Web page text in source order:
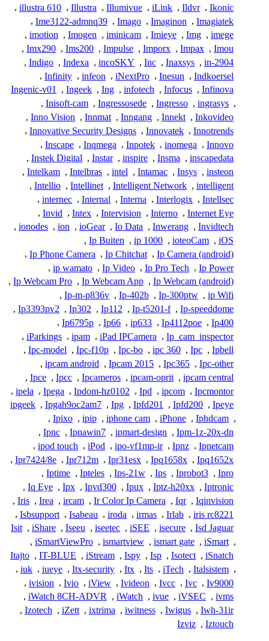
Ikonic
,
Ildvr
,
iLink
,
Illumivue
,
Illustra
,
illustra 610
,
Imagiatek
,
Imaginon
,
Imago
,
Ime3122-admnq39
,
imege
,
Img
,
Imieye
,
iminicam
,
Imogen
,
imotion
,
Imou
,
Impax
,
Imporx
,
Impulse
,
Ims200
,
Imx290
,
in-2904
,
Inaxsys
,
Inc
,
incoSKY
,
Indexa
,
Indigo
,
Indkoersel
,
Inesun
,
iNextPro
,
infeon
,
Infinity
,
Infinova
,
Infocus
,
infotech
,
Ing
,
Ingeek
,
Ingenic-v01
,
ingrasys
,
Ingresso
,
Ingressosede
,
Inisoft-cam
,
Inkovideo
,
Innekt
,
Inngang
,
Innmat
,
Inno Vision
,
Innotrends
,
Innovatek
,
Innovative Security Designs
,
Innovo
,
inomega
,
Inpotek
,
Inqmega
,
Inscape
,
inscapedata
,
Insma
,
inspire
,
Instar
,
Instek Digital
,
insteon
,
Insys
,
Intamac
,
intel
,
Intelbras
,
Intelkam
,
intelligent
,
Intelligent Network
,
Intellinet
,
Intellio
,
Intellsec
,
Interlogix
,
Interna
,
Internal
,
internec
,
Internet Eye
,
Interno
,
Intervision
,
Intex
,
Invid
,
Invidtech
,
Inwerang
,
Io Data
,
ioGear
,
ion
,
ionodes
,
iOS
,
ioteoCam
,
ip 1000
,
Ip Buiten
,
Ip Camera (android)
,
Ip Chitchat
,
Ip Phone Camera
,
Ip Power
,
Ip Pro Tech
,
Ip Video
,
ip wamato
,
Ip Webcam (android)
,
Ip Webcam App
,
Ip Webcam Pro
,
ip Wifi
,
Ip-300ptw
,
Ip-402b
,
Ip-m-p836v
,
Ip-speeddome
,
Ip-t5201-f
,
Ip112
,
Ip302
,
Ip3393pv2
,
Ip400
,
Ip4112poe
,
ip633
,
Ip66
,
Ip6795p
,
Ip_cam_inspector
,
iPad IPCamera
,
ipam
,
iParkings
,
Ipbell
,
Ipc
,
ipc 360
,
Ipc-bo
,
Ipc-f10p
,
Ipc-model
,
Ipc-other
,
Ipc365
,
Ipcam 2015
,
ipcam android
,
ipcam central
,
ipcam-oprit
,
Ipcameros
,
Ipcc
,
Ipce
,
Ipcmontor
,
ipcom
,
Ipd
,
Ipdom-hz0102
,
Ipega
,
ipela
,
Ipeye
,
Ipfd200
,
Ipfd201
,
Ipg
,
Ipgah9oc2am7
,
ipgeek
,
Iphdcam
,
iPhone
,
iphone cam
,
ipip
,
Ipixo
,
Ipm-1z-20x-dn
,
ipmart-design
,
Ipnawin7
,
Ipnc
,
Ipnetcam
,
Ipnz
,
ipo-vf1mp-ir
,
iPod
,
ipod touch
,
Ipq1652x
,
Ipq1658x
,
Ipr31esx
,
Ipr712m
,
Ipr7424/8e
,
Ipro
,
Iprobot3
,
Ips
,
Ips-21w
,
Ipteles
,
Iptime
,
Iptronic
,
Iptz-h20xx
,
Ipux
,
Ipvd300
,
Ipx
,
Iq Eye
,
Iqinvision
,
Iqr
,
Ir Color Ip Camera
,
ircam
,
Irea
,
Iris
,
iris rc8221
,
Irlab
,
irmas
,
iroda
,
Isabeau
,
Isbsupport
,
Isd Jaguar
,
isecure
,
iSEE
,
iseetec
,
Iseeu
,
iShare
,
Isit
,
iSmart
,
ismart gate
,
ismartview
,
iSmartViewPro
,
iSnatch
,
Isotect
,
Isp
,
Ispy
,
iStream
,
IT-BLUE
,
Itajto
,
Italsistem
,
iTech
,
Its
,
Itx
,
Itx-security
,
iueye
,
iuk
,
Iv9000
,
Ivc
,
Ivcc
,
Ivideon
,
iView
,
Ivio
,
ivision
,
ivms
,
iVSEC
,
ivue
,
iWatch
,
iWatch 8CH-ADVR
,
Iwh-31ir
,
Iwigus
,
iwitness
,
ixtrima
,
iZett
,
Izotech
,
Iztouch
,
Izviz